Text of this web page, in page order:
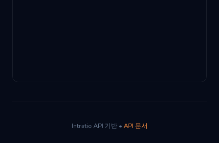
Intratio API 기반 • API 문서